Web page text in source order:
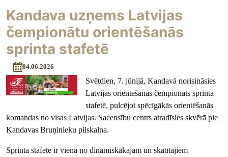
Kandava uzņems Latvijas
čempionātu orientēšanās
sprinta stafetē
04.06.2026
Svētdien, 7. jūnijā, Kandavā norisināsies
Latvijas orientēšanās čempionāts sprinta
stafetē, pulcējot spēcīgākās orientēšanās
komandas no visas Latvijas. Sacensību centrs atradīsies skvērā pie
Kandavas Bruņinieku pilskalna.
Sprinta stafete ir viena no dinamiskākajām un skatītājiem